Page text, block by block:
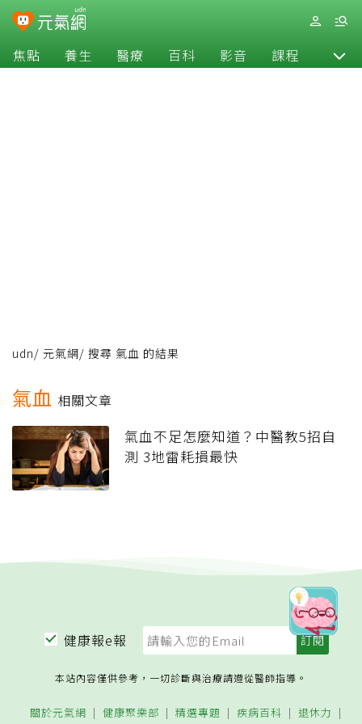
焦點 養生 醫療 百科 影音 課程 退休
udn/ 元氣網/ 搜尋 氣血 的結果
氣血 相關文章
氣血不足怎麼知道？中醫教5招自
測 3地雷耗損最快
健康報e報
本站內容僅供參考，一切診斷與治療請遵從醫師指導。
關於元氣網 健康聚樂部 精選專題 疾病百科 退休力